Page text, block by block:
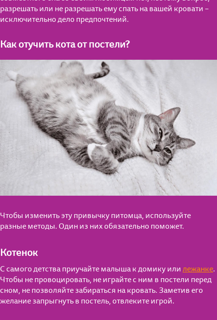
разрешать или не разрешать ему спать на вашей кровати –
исключительно дело предпочтений.
Как отучить кота от постели?
Чтобы изменить эту привычку питомца, используйте
разные методы. Один из них обязательно поможет.
Котенок
С самого детства приучайте малыша к домику илилежанке.
Чтобы не провоцировать, не играйте с ним в постели перед
сном, не позволяйте забираться на кровать. Заметив его
желание запрыгнуть в постель, отвлеките игрой.